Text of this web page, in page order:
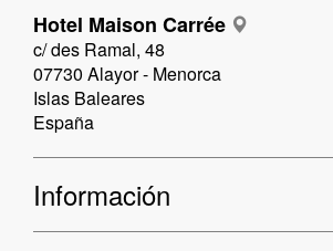
Hotel Maison Carrée
c/ des Ramal, 48
07730 Alayor - Menorca
Islas Baleares
España
Información